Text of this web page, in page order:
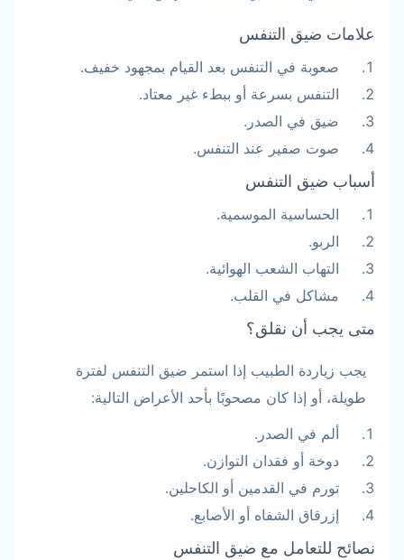
علامات ضيق التنفس
صعوبة في التنفس بعد القيام بمجهود خفيف.
التنفس بسرعة أو ببطء غير معتاد.
ضيق في الصدر.
صوت صفير عند التنفس.
أسباب ضيق التنفس
الحساسية الموسمية.
الربو.
التهاب الشعب الهوائية.
مشاكل في القلب.
متى يجب أن نقلق؟
يجب زياردة الطبيب إذا استمر ضيق التنفس لفترة
طويلة، أو إذا كان مصحوبًا بأحد الأعراض التالية:
ألم في الصدر.
دوخة أو فقدان التوازن.
تورم في القدمين أو الكاحلين.
إزرقاق الشفاه أو الأصابع.
نصائح للتعامل مع ضيق التنفس